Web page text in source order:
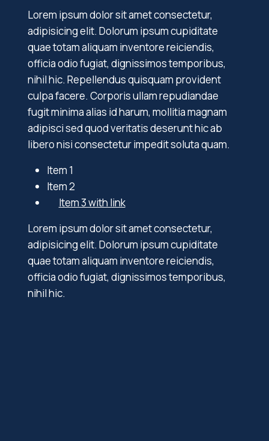
Lorem ipsum dolor sit amet consectetur,
adipisicing elit. Dolorum ipsum cupiditate
quae totam aliquam inventore reiciendis,
officia odio fugiat, dignissimos temporibus,
nihil hic. Repellendus quisquam provident
culpa facere. Corporis ullam repudiandae
fugit minima alias id harum, mollitia magnam
adipisci sed quod veritatis deserunt hic ab
libero nisi consectetur impedit soluta quam.
Item 1
Item 2
Item 3 with link
Lorem ipsum dolor sit amet consectetur,
adipisicing elit. Dolorum ipsum cupiditate
quae totam aliquam inventore reiciendis,
officia odio fugiat, dignissimos temporibus,
nihil hic.